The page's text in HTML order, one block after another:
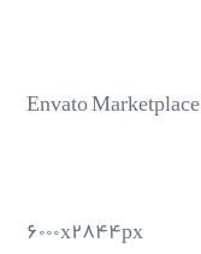
Envato Marketplace
۶۰۰۰x۲۸۴۴px